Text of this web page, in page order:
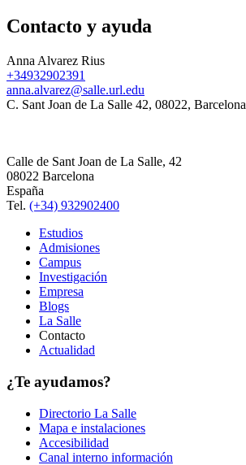
Contacto y ayuda
Anna Alvarez Rius
+34932902391
anna.alvarez@salle.url.edu
C. Sant Joan de La Salle 42, 08022, Barcelona
Calle de Sant Joan de La Salle, 42
08022 Barcelona
España
Tel. (+34) 932902400
Estudios
Admisiones
Campus
Investigación
Empresa
Blogs
La Salle
Contacto
Actualidad
¿Te ayudamos?
Directorio La Salle
Mapa e instalaciones
Accesibilidad
Canal interno información